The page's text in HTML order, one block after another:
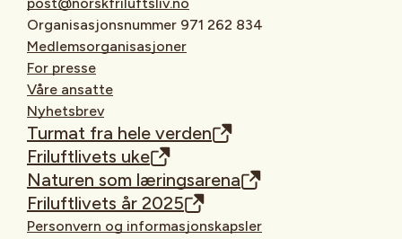
Organisasjonsnummer 971 262 834
Medlemsorganisasjoner
For presse
Våre ansatte
Nyhetsbrev
Turmat fra hele verden
Friluftlivets uke
Naturen som læringsarena
Friluftlivets år 2025
Personvern og informasjonskapsler